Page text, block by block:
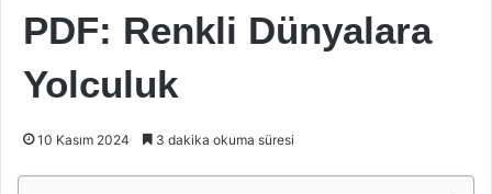
PDF: Renkli Dünyalara
Yolculuk
10 Kasım 2024 3 dakika okuma süresi